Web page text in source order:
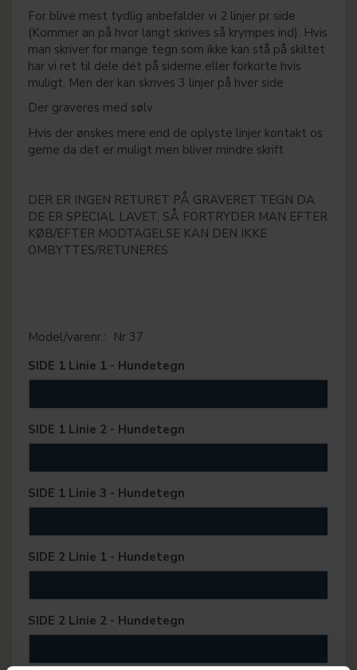
For blive mest tydlig anbefalder vi 2 linjer pr side
(Kommer an på hvor langt skrives så krympes ind). Hvis
man skriver for mange tegn som ikke kan stå på skiltet
har vi ret til dele det på siderne eller forkorte hvis
muligt. Men der kan skrives 3 linjer på hver side
Der graveres med sølv
Hvis der ønskes mere end de oplyste linjer kontakt os
gerne da det er muligt men bliver mindre skrift
DER ER INGEN RETURET PÅ GRAVERET TEGN DA
DE ER SPECIAL LAVET, SÅ FORTRYDER MAN EFTER
KØB/EFTER MODTAGELSE KAN DEN IKKE
OMBYTTES/RETUNERES
Model/varenr.: Nr 37
SIDE 1 Linie 1 - Hundetegn
SIDE 1 Linie 2 - Hundetegn
SIDE 1 Linie 3 - Hundetegn
SIDE 2 Linie 1 - Hundetegn
SIDE 2 Linie 2 - Hundetegn